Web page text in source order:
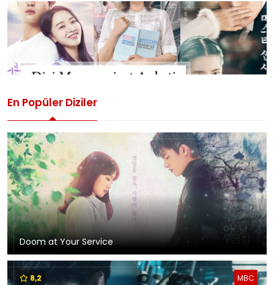
En Popüler Diziler
Doom at Your Service
MBC
8,2